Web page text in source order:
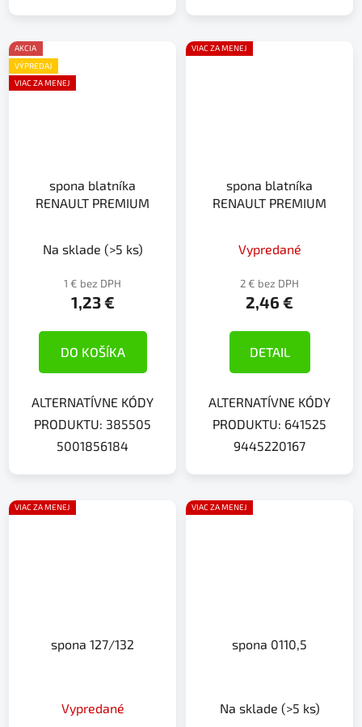
AKCIA
VÝPREDAJ
VIAC ZA MENEJ
spona blatníka
RENAULT PREMIUM
Na sklade (>5 ks)
1 € bez DPH
1,23 €
DO KOŠÍKA
ALTERNATÍVNE KÓDY
PRODUKTU: 385505
5001856184
VIAC ZA MENEJ
spona blatníka
RENAULT PREMIUM
Vypredané
2 € bez DPH
2,46 €
DETAIL
ALTERNATÍVNE KÓDY
PRODUKTU: 641525
9445220167
VIAC ZA MENEJ
spona 127/132
Vypredané
VIAC ZA MENEJ
spona 0110,5
Na sklade (>5 ks)